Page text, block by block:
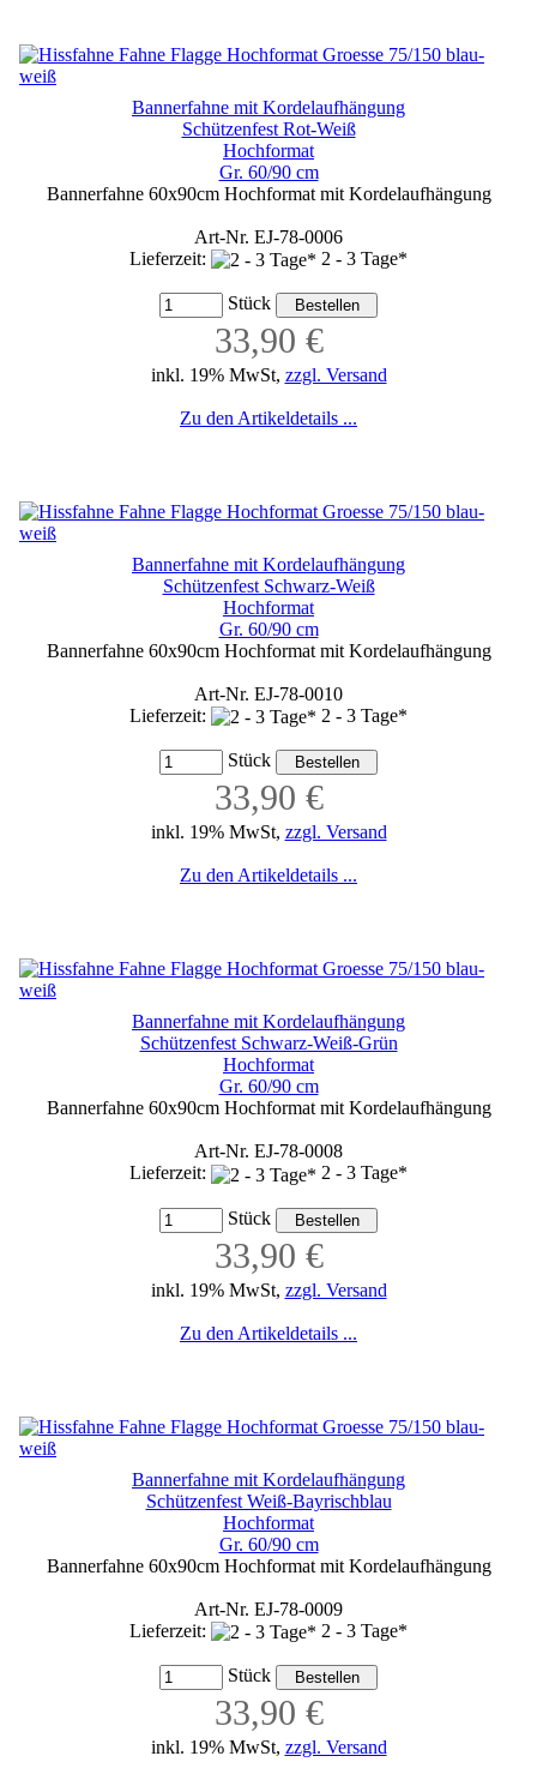
Bannerfahne mit Kordelaufhängung
Schützenfest Rot-Weiß
Hochformat
Gr. 60/90 cm
Bannerfahne 60x90cm Hochformat mit Kordelaufhängung
Art-Nr. EJ-78-0006
Lieferzeit:
2 - 3 Tage*
Stück
33,90 €
inkl. 19% MwSt, zzgl. Versand
Zu den Artikeldetails ...
Bannerfahne mit Kordelaufhängung
Schützenfest Schwarz-Weiß
Hochformat
Gr. 60/90 cm
Bannerfahne 60x90cm Hochformat mit Kordelaufhängung
Art-Nr. EJ-78-0010
Lieferzeit:
2 - 3 Tage*
Stück
33,90 €
inkl. 19% MwSt, zzgl. Versand
Zu den Artikeldetails ...
Bannerfahne mit Kordelaufhängung
Schützenfest Schwarz-Weiß-Grün
Hochformat
Gr. 60/90 cm
Bannerfahne 60x90cm Hochformat mit Kordelaufhängung
Art-Nr. EJ-78-0008
Lieferzeit:
2 - 3 Tage*
Stück
33,90 €
inkl. 19% MwSt, zzgl. Versand
Zu den Artikeldetails ...
Bannerfahne mit Kordelaufhängung
Schützenfest Weiß-Bayrischblau
Hochformat
Gr. 60/90 cm
Bannerfahne 60x90cm Hochformat mit Kordelaufhängung
Art-Nr. EJ-78-0009
Lieferzeit:
2 - 3 Tage*
Stück
33,90 €
inkl. 19% MwSt, zzgl. Versand